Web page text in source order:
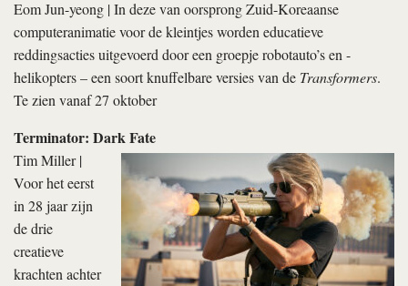
Eom Jun-yeong | In deze van oorsprong Zuid-Koreaanse
computeranimatie voor de kleintjes worden educatieve
reddingsacties uitgevoerd door een groepje robotauto’s en -
helikopters – een soort knuffelbare versies van de Transformers.
Te zien vanaf 27 oktober
Terminator: Dark Fate
Tim Miller |
Voor het eerst
in 28 jaar zijn
de drie
creatieve
krachten achter